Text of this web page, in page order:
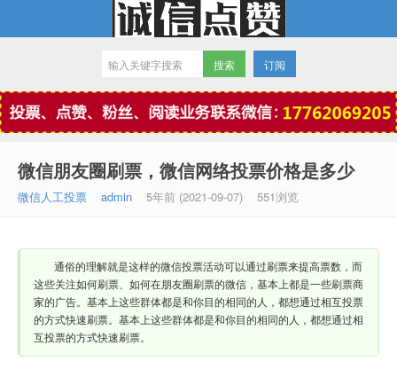
微信点赞
订阅
微信朋友圈刷票，微信网络投票价格是多少
微信人工投票 admin 5年前 (2021-09-07) 551浏览
通俗的理解就是这样的微信投票活动可以通过刷票来提高票数，而
这些关注如何刷票、如何在朋友圈刷票的微信，基本上都是一些刷票商
家的广告。基本上这些群体都是和你目的相同的人，都想通过相互投票
的方式快速刷票。基本上这些群体都是和你目的相同的人，都想通过相
互投票的方式快速刷票。